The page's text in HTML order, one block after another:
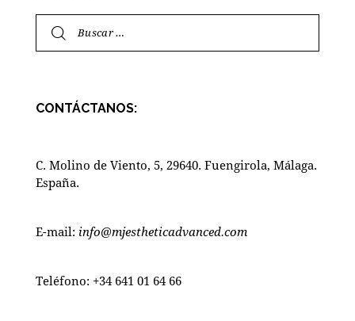
CONTÁCTANOS:
C. Molino de Viento, 5, 29640. Fuengirola, Málaga.
España.
E-mail: info@mjestheticadvanced.com
Teléfono: +34 641 01 64 66